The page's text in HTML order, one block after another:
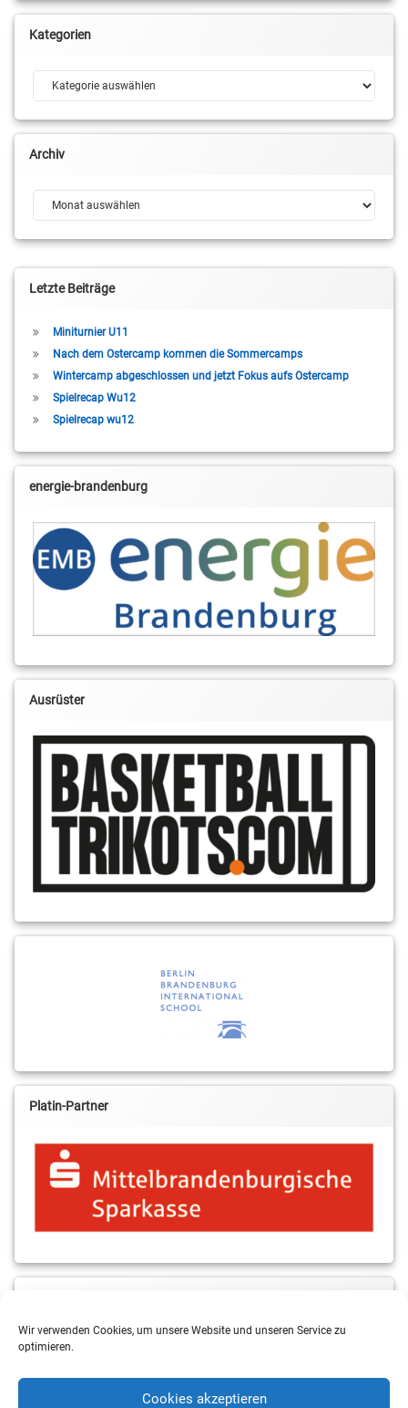
Wir verwenden Cookies, um unsere Website und unseren Service zu
optimieren.
Cookies akzeptieren
Kategorien
Kategorien
Archiv
Archiv
Letzte Beiträge
Miniturnier U11
Nach dem Ostercamp kommen die Sommercamps
Wintercamp abgeschlossen und jetzt Fokus aufs Ostercamp
Spielrecap Wu12
Spielrecap wu12
energie-brandenburg
Ausrüster
Platin-Partner